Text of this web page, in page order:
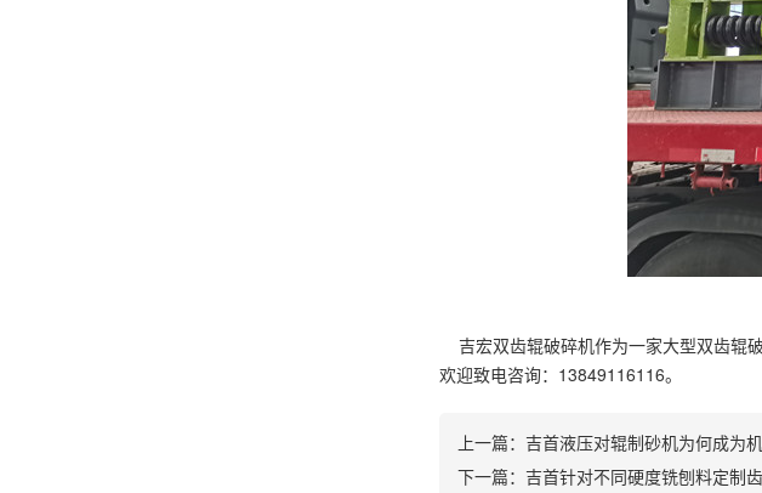
吉宏双齿辊破碎机作为一家大型双齿辊
欢迎致电咨询：13849116116。
上一篇： 吉首液压对辊制砂机为何成为
下一篇： 吉首针对不同硬度铣刨料定制